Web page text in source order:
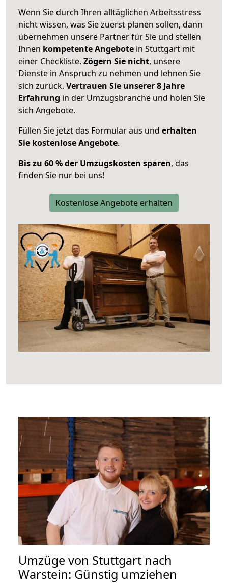
Wenn Sie durch Ihren alltäglichen Arbeitsstress
nicht wissen, was Sie zuerst planen sollen, dann
übernehmen unsere Partner für Sie und stellen
Ihnen kompetente Angebote in Stuttgart mit
einer Checkliste. Zögern Sie nicht, unsere
Dienste in Anspruch zu nehmen und lehnen Sie
sich zurück. Vertrauen Sie unserer 8 Jahre
Erfahrung in der Umzugsbranche und holen Sie
sich Angebote.
Füllen Sie jetzt das Formular aus und erhalten
Sie kostenlose Angebote.
Bis zu 60 % der Umzugskosten sparen, das
finden Sie nur bei uns!
Kostenlose Angebote erhalten
Umzüge von Stuttgart nach
Warstein: Günstig umziehen